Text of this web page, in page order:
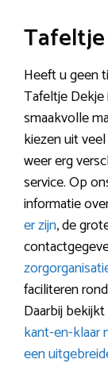
Heeft u geen
Tafeltje Dekje
smaakvolle
kiezen uit
weer erg
service. Op
informatie
er zijn, de
faciliteren
Daarbij
kant-en-klaar
een